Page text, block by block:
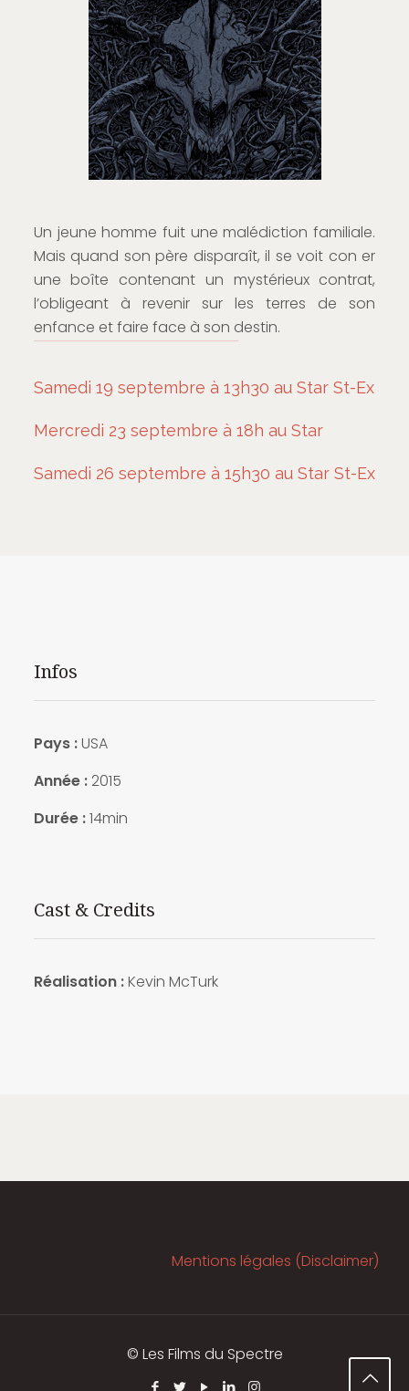
Un jeune homme fuit une malédiction familiale.
Mais quand son père disparaît, il se voit con er
une boîte contenant un mystérieux contrat,
l’obligeant à revenir sur les terres de son
enfance et faire face à son destin.
Samedi 19 septembre à 13h30 au Star St-Ex
Mercredi 23 septembre à 18h au Star
Samedi 26 septembre à 15h30 au Star St-Ex
Infos
Pays :USA
Année :2015
Durée :14min
Cast & Credits
Réalisation :Kevin McTurk
Mentions légales (Disclaimer)
© Les Films du Spectre